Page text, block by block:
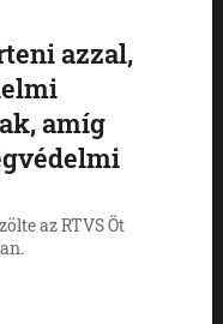
azzal,
amíg
az RTVS Öt